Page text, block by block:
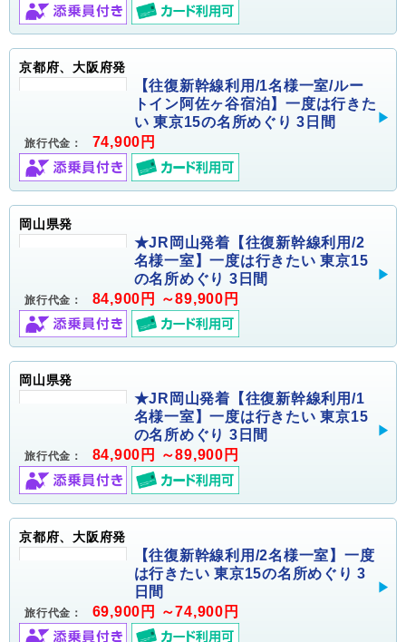
京都府、大阪府発
【往復新幹線利用/1名様一室/ルー
トイン阿佐ヶ谷宿泊】一度は行きた
い 東京15の名所めぐり 3日間
旅行代金： 74,900円
岡山県発
★JR岡山発着【往復新幹線利用/2
名様一室】一度は行きたい 東京15
の名所めぐり 3日間
旅行代金： 84,900円 ～89,900円
岡山県発
★JR岡山発着【往復新幹線利用/1
名様一室】一度は行きたい 東京15
の名所めぐり 3日間
旅行代金： 84,900円 ～89,900円
京都府、大阪府発
【往復新幹線利用/2名様一室】一度
は行きたい 東京15の名所めぐり 3
日間
旅行代金： 69,900円 ～74,900円